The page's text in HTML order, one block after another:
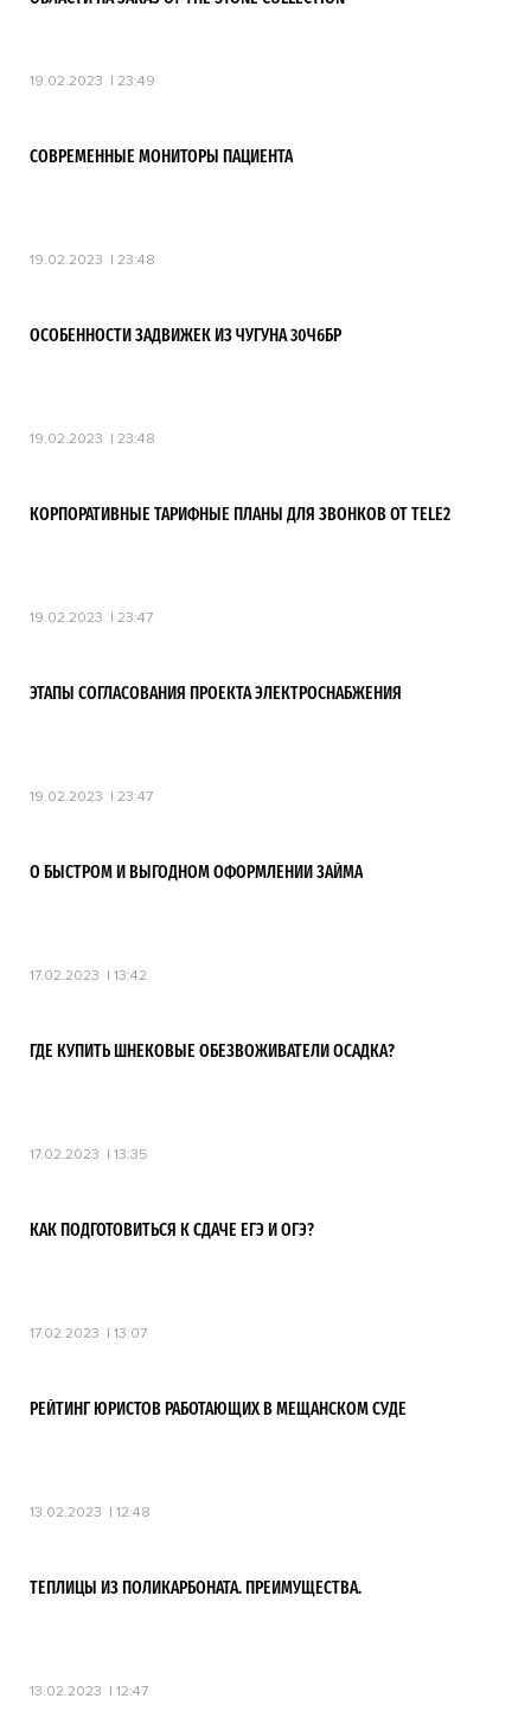
19.02.2023 23:49
СОВРЕМЕННЫЕ МОНИТОРЫ ПАЦИЕНТА
19.02.2023 23:48
ОСОБЕННОСТИ ЗАДВИЖЕК ИЗ ЧУГУНА 30Ч6БР
19.02.2023 23:48
КОРПОРАТИВНЫЕ ТАРИФНЫЕ ПЛАНЫ ДЛЯ ЗВОНКОВ ОТ TELE2
19.02.2023 23:47
ЭТАПЫ СОГЛАСОВАНИЯ ПРОЕКТА ЭЛЕКТРОСНАБЖЕНИЯ
19.02.2023 23:47
О БЫСТРОМ И ВЫГОДНОМ ОФОРМЛЕНИИ ЗАЙМА
17.02.2023 13:42
ГДЕ КУПИТЬ ШНЕКОВЫЕ ОБЕЗВОЖИВАТЕЛИ ОСАДКА?
17.02.2023 13:35
КАК ПОДГОТОВИТЬСЯ К СДАЧЕ ЕГЭ И ОГЭ?
17.02.2023 13:07
РЕЙТИНГ ЮРИСТОВ РАБОТАЮЩИХ В МЕЩАНСКОМ СУДЕ
13.02.2023 12:48
ТЕПЛИЦЫ ИЗ ПОЛИКАРБОНАТА. ПРЕИМУЩЕСТВА.
13.02.2023 12:47